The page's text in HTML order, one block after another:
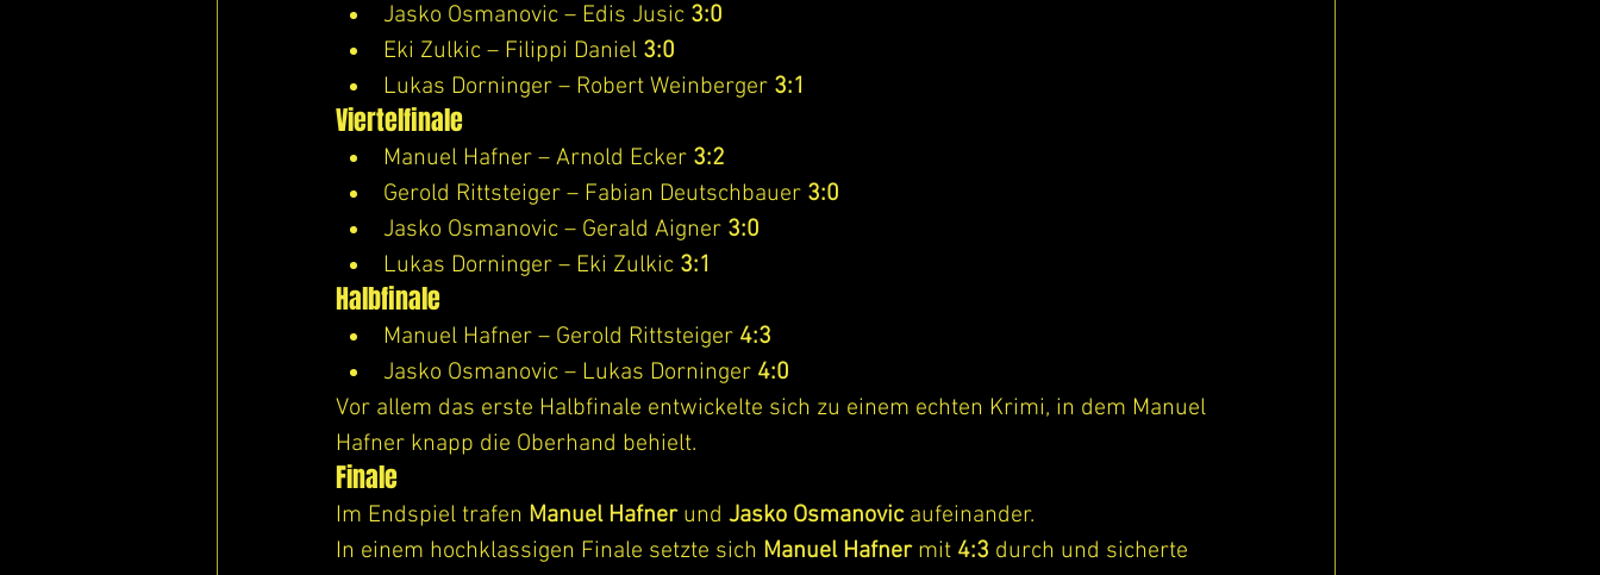
Jasko Osmanovic – Edis Jusic 3:0
Eki Zulkic – Filippi Daniel 3:0
Lukas Dorninger – Robert Weinberger 3:1
Viertelfinale
Manuel Hafner – Arnold Ecker 3:2
Gerold Rittsteiger – Fabian Deutschbauer 3:0
Jasko Osmanovic – Gerald Aigner 3:0
Lukas Dorninger – Eki Zulkic 3:1
Halbfinale
Manuel Hafner – Gerold Rittsteiger 4:3
Jasko Osmanovic – Lukas Dorninger 4:0
Vor allem das erste Halbfinale entwickelte sich zu einem echten Krimi, in dem Manuel
Hafner knapp die Oberhand behielt.
Finale
Im Endspiel trafen Manuel Hafner und Jasko Osmanovic aufeinander.
In einem hochklassigen Finale setzte sich Manuel Hafner mit 4:3 durch und sicherte